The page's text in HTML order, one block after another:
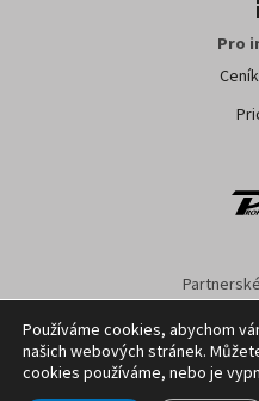
Pro
Nastavení cookies
Používáme cookies, abychom
našich webových stránek.
cookies používáme, nebo je